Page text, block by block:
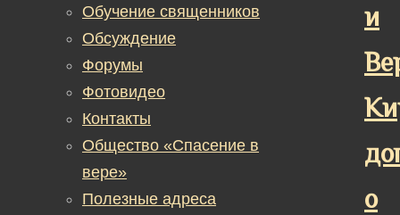
и
о
Обучение священников
Обсуждение
Форумы
Фотовидео
Контакты
Общество «Спасение в
вере»
Полезные адреса